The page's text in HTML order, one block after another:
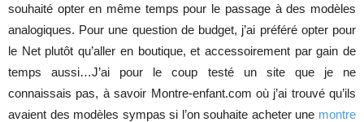
souhaité opter en même temps pour le passage à des modèles
analogiques. Pour une question de budget, j’ai préféré opter pour
le Net plutôt qu’aller en boutique, et accessoirement par gain de
temps aussi…J’ai pour le coup testé un site que je ne
connaissais pas, à savoir Montre-enfant.com où j’ai trouvé qu’ils
avaient des modèles sympas si l’on souhaite acheter une montre